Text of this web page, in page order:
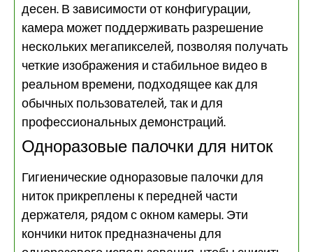
десен. В зависимости от конфигурации,
камера может поддерживать разрешение
нескольких мегапикселей, позволяя получать
четкие изображения и стабильное видео в
реальном времени, подходящее как для
обычных пользователей, так и для
профессиональных демонстраций.
Одноразовые палочки для ниток
Гигиенические одноразовые палочки для
ниток прикреплены к передней части
держателя, рядом с окном камеры. Эти
кончики ниток предназначены для